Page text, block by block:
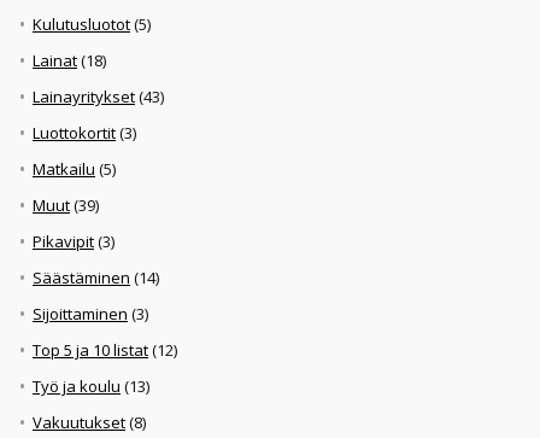
Kulutusluotot(5)
Lainat(18)
Lainayritykset(43)
Luottokortit(3)
Matkailu (5)
Muut(39)
Pikavipit(3)
Säästäminen (14)
Sijoittaminen (3)
Top 5 ja 10 listat(12)
Työ ja koulu (13)
Vakuutukset(8)